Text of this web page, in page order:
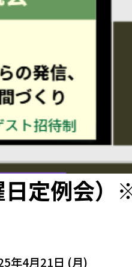
日定例会
年4月21日 (月)